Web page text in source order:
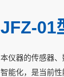
JFZ-01
本仪器的传感器、
智能化，是当前性